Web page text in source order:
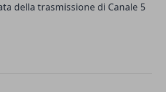
della trasmissione di Canale 5